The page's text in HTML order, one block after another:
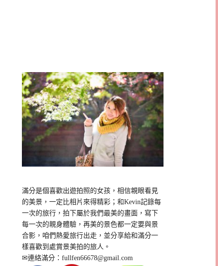
滿分是個喜歡出遊拍照的女孩，相信親眼看見
的美景，一定比相片來得精彩；和Kevin記錄每
一次的旅行，拍下屬於我們最美的畫面，寫下
每一次的親身體驗，再美的景色都一定要與景
合影，咱們熱愛旅行出走，並分享給和滿分一
樣喜歡到處賞景美拍的旅人。
✉連絡滿分：fullfen66678@gmail.com